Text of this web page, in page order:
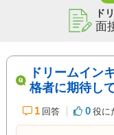
ド
面
ドリームイン
格者に期待し
1 回答 0 役に